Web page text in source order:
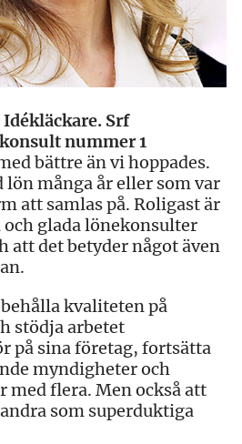
Srf
nummer 1
bättre än vi hoppades.
lön många år eller som var
att samlas på. Roligast är
glada lönekonsulter
att det betyder något även
kvaliteten på
stödja arbetet
på sina företag, fortsätta
myndigheter och
med flera. Men också att
som superduktiga